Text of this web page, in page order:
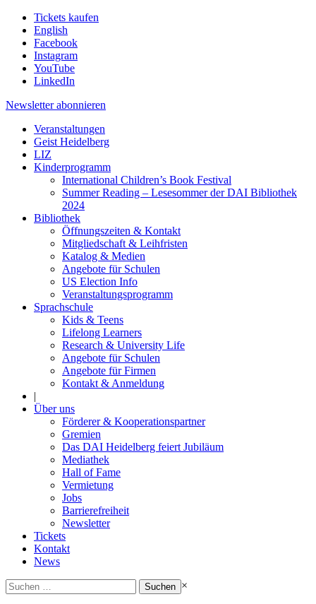
Tickets kaufen
English
Facebook
Instagram
YouTube
LinkedIn
Newsletter abonnieren
Veranstaltungen
Geist Heidelberg
LIZ
Kinderprogramm
International Children’s Book Festival
Summer Reading – Lesesommer der DAI Bibliothek
2024
Bibliothek
Öffnungszeiten & Kontakt
Mitgliedschaft & Leihfristen
Katalog & Medien
Angebote für Schulen
US Election Info
Veranstaltungsprogramm
Sprachschule
Kids & Teens
Lifelong Learners
Research & University Life
Angebote für Schulen
Angebote für Firmen
Kontakt & Anmeldung
|
Über uns
Förderer & Kooperationspartner
Gremien
Das DAI Heidelberg feiert Jubiläum
Mediathek
Hall of Fame
Vermietung
Jobs
Barrierefreiheit
Newsletter
Tickets
Kontakt
News
Suchen
nach:
×